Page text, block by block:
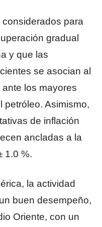
para
gradual
y que las
se asocian al
los mayores
petróleo. Asimismo,
de inflación
ancladas a la
1.0 %.
la actividad
buen desempeño,
Oriente, con un